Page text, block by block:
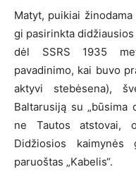
Matyt, puikiai
gi pasirinkta
dėl SSRS 1935
pavadinimo, kai buvo
aktyvi stebėsena),
Baltarusiją su „būsima
ne Tautos atstovai,
Didžiosios kaimynės
paruoštas „Kabelis“.